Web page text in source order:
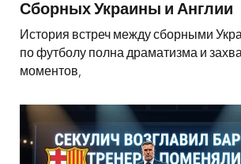
Сборных Украины и Англии
История встреч между сборными
по футболу полна драматизма и
моментов,